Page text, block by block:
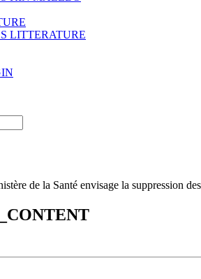
LITTERATURE
de la Santé envisage la suppression